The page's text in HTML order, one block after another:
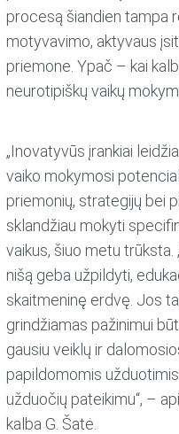
procesą šiandien tampa
motyvavimo, aktyvaus
priemone. Ypač – kai
neurotipiškų vaikų
„Inovatyvūs įrankiai
vaiko mokymosi
priemonių, strategijų bei
sklandžiau mokyti
vaikus, šiuo metu trūksta.
nišą geba užpildyti,
skaitmeninę erdvę. Jos
grindžiamas pažinimui
gausiu veiklų ir
papildomomis
užduočių pateikimu“, –
kalba G. Šatė.